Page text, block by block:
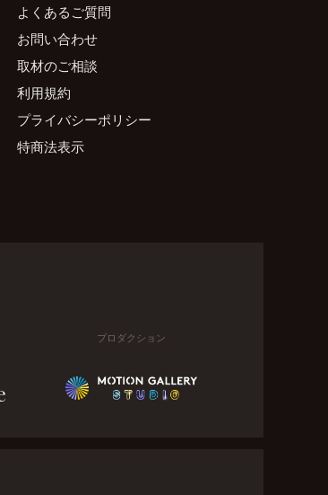
よくあるご質問
お問い合わせ
取材のご相談
利用規約
プライバシーポリシー
特商法表示
プロダクション